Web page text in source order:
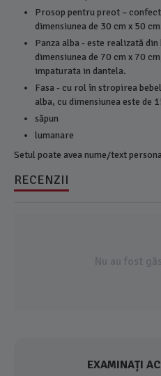
Prosop pentru preot –
dimensiunea de 30 cm x 50
Panza alba - este realizată
dimensiunea de 70 cm x 70
impaturata in dantela.
Fasa - cu rol în stropirea
alba, cu dimensiunea este de
săpun
lumanare
Setul poate avea nume/text
RECENZII
Nu au fost
EXAMINAȚI